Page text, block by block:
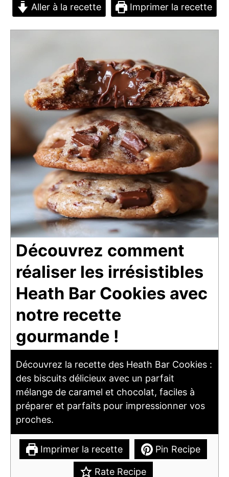
Aller à la recette Imprimer la recette
Découvrez comment
réaliser les irrésistibles
Heath Bar Cookies avec
notre recette
gourmande !
Découvrez la recette des Heath Bar Cookies :
des biscuits délicieux avec un parfait
mélange de caramel et chocolat, faciles à
préparer et parfaits pour impressionner vos
proches.
Imprimer la recette Pin Recipe
Rate Recipe